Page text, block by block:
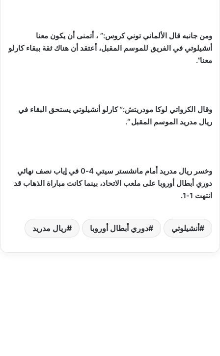
ومن جانبه قال الألماني توني كروس:” ، أتمنى أن يكون معنا
أنشيلوتي في الفريق للموسم المقبل، أعتقد أن هناك ثقة ببقاء كارلو
معنا”.
وقال الكرواتي لوكا مودريتش:” كارلو أنشيلوتي يستحق البقاء في
ريال مدريد الموسم المقبل “.
وخسر ريال مدريد أمام مانشستر سيتي 4-0 في إياب نصف نهائي
دوري أبطال أوروبا على ملعب الاتحاد، بينما كانت مباراة الذهاب قد
انتهت 1-1.
أنشيلوتي دوري أبطال أوروبا ريال مدريد